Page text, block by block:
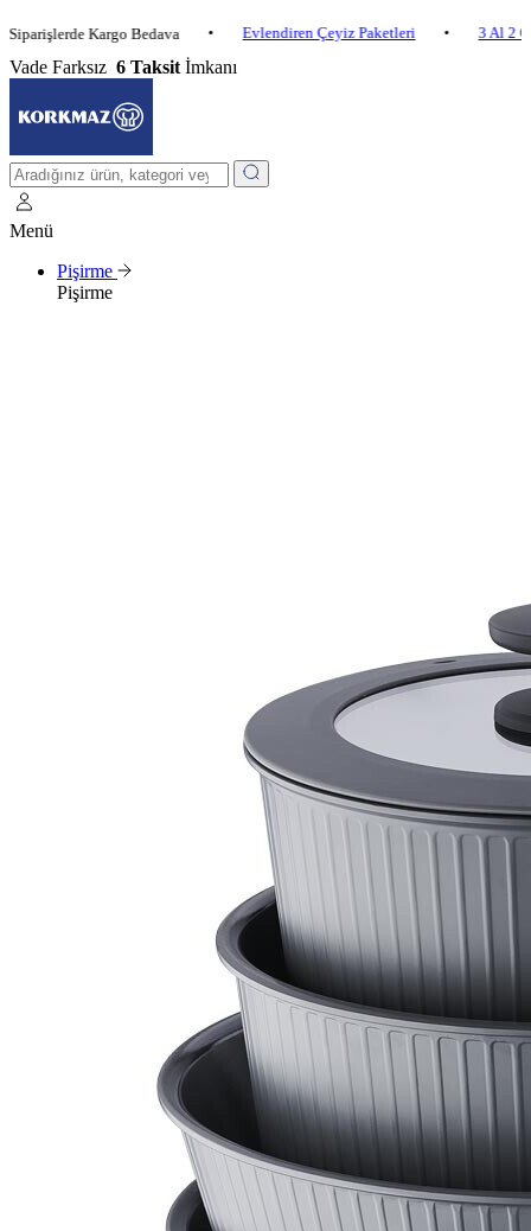
Kargo Bedava • Evlendiren Çeyiz Paketleri • 3 Al 2 Öde
Vade Farksız 6 Taksit İmkanı
Menü
Pişirme
Pişirme